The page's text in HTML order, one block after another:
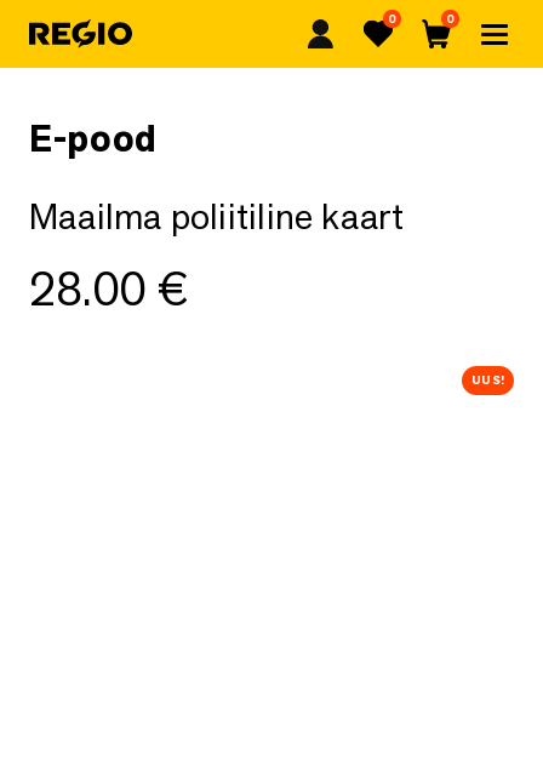
Regio Lemmikud
0
Ostukorv
0
E-pood
Maailma poliitiline kaart
28.00 €
UUS!